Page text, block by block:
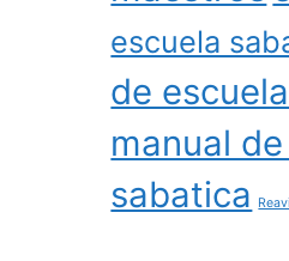
escuela
de
manual
sabatica